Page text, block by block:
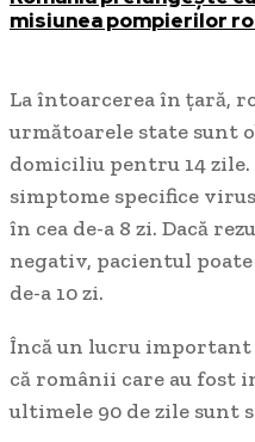
misiunea pompierilor
La întoarcerea în țară,
următoarele state sunt
domiciliu pentru 14
simptome specifice
în cea de-a 8 zi. Dacă
negativ, pacientul
de-a 10 zi.
Încă un lucru
că românii care au fost
ultimele 90 de zile sunt